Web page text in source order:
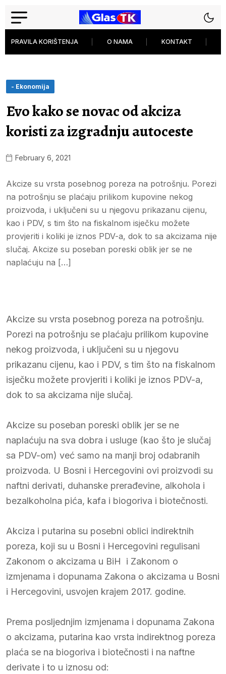
PRAVILA KORIŠTENJA O NAMA KONTAKT
- Ekonomija
Evo kako se novac od akciza
koristi za izgradnju autoceste
February 6, 2021
Akcize su vrsta posebnog poreza na potrošnju. Porezi
na potrošnju se plaćaju prilikom kupovine nekog
proizvoda, i uključeni su u njegovu prikazanu cijenu,
kao i PDV, s tim što na fiskalnom isječku možete
provjeriti i koliki je iznos PDV-a, dok to sa akcizama nije
slučaj. Akcize su poseban poreski oblik jer se ne
naplaćuju na […]
Akcize su vrsta posebnog poreza na potrošnju.
Porezi na potrošnju se plaćaju prilikom kupovine
nekog proizvoda, i uključeni su u njegovu
prikazanu cijenu, kao i PDV, s tim što na fiskalnom
isječku možete provjeriti i koliki je iznos PDV-a,
dok to sa akcizama nije slučaj.
Akcize su poseban poreski oblik jer se ne
naplaćuju na sva dobra i usluge (kao što je slučaj
sa PDV-om) već samo na manji broj odabranih
proizvoda. U Bosni i Hercegovini ovi proizvodi su
naftni derivati, duhanske prerađevine, alkohola i
bezalkoholna pića, kafa i biogoriva i biotečnosti.
Akciza i putarina su posebni oblici indirektnih
poreza, koji su u Bosni i Hercegovini regulisani
Zakonom o akcizama u BiH i Zakonom o
izmjenama i dopunama Zakona o akcizama u Bosni
i Hercegovini, usvojen krajem 2017. godine.
Prema posljednjim izmjenama i dopunama Zakona
o akcizama, putarina kao vrsta indirektnog poreza
plaća se na biogoriva i biotečnosti i na naftne
derivate i to u iznosu od: